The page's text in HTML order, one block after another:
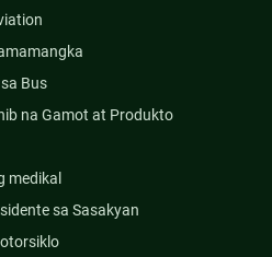
Bus
na Gamot at Produkto
medikal
sa Sasakyan